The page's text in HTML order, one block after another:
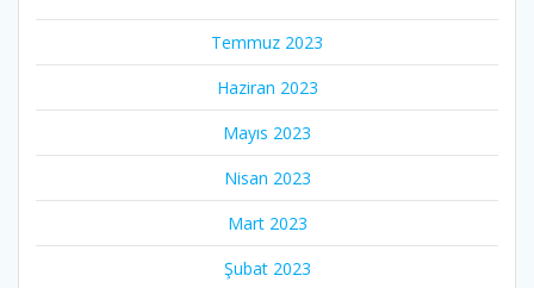
Temmuz 2023
Haziran 2023
Mayıs 2023
Nisan 2023
Mart 2023
Şubat 2023